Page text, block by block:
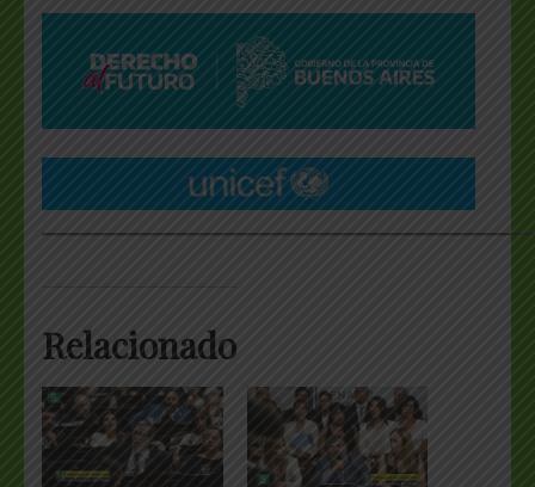
Relacionado